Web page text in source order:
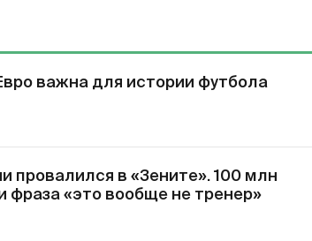
важна для истории футбола
провалился в «Зените». 100 млн
фраза «это вообще не тренер»